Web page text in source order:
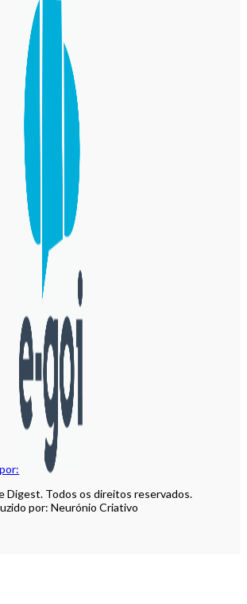
Digest. Todos os direitos reservados.
por: Neurónio Criativo